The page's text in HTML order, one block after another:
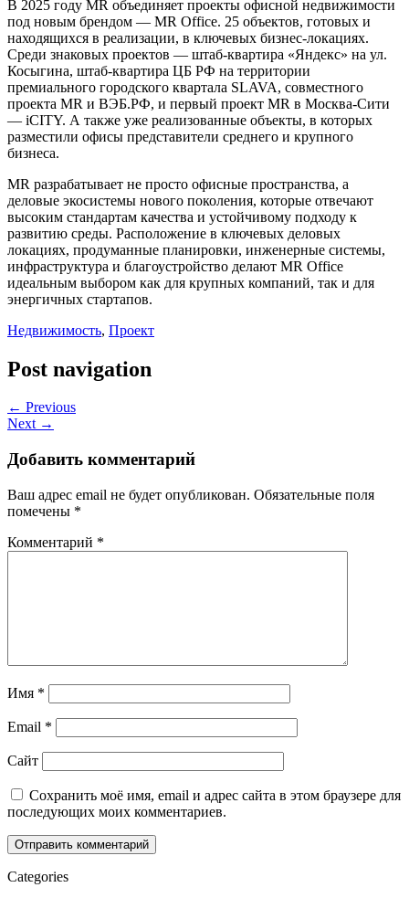
В 2025 году MR объединяет проекты офисной недвижимости
под новым брендом — MR Office. 25 объектов, готовых и
находящихся в реализации, в ключевых бизнес-локациях.
Среди знаковых проектов — штаб-квартира «Яндекс» на ул.
Косыгина, штаб-квартира ЦБ РФ на территории
премиального городского квартала SLAVA, совместного
проекта MR и ВЭБ.РФ, и первый проект MR в Москва-Сити
— iCITY. А также уже реализованные объекты, в которых
разместили офисы представители среднего и крупного
бизнеса.
MR разрабатывает не просто офисные пространства, а
деловые экосистемы нового поколения, которые отвечают
высоким стандартам качества и устойчивому подходу к
развитию среды. Расположение в ключевых деловых
локациях, продуманные планировки, инженерные системы,
инфраструктура и благоустройство делают MR Office
идеальным выбором как для крупных компаний, так и для
энергичных стартапов.
Недвижимость, Проект
Post navigation
← Previous
Next →
Добавить комментарий
Ваш адрес email не будет опубликован. Обязательные поля
помечены *
Комментарий *
Имя *
Email *
Сайт
Сохранить моё имя, email и адрес сайта в этом браузере для
последующих моих комментариев.
Categories